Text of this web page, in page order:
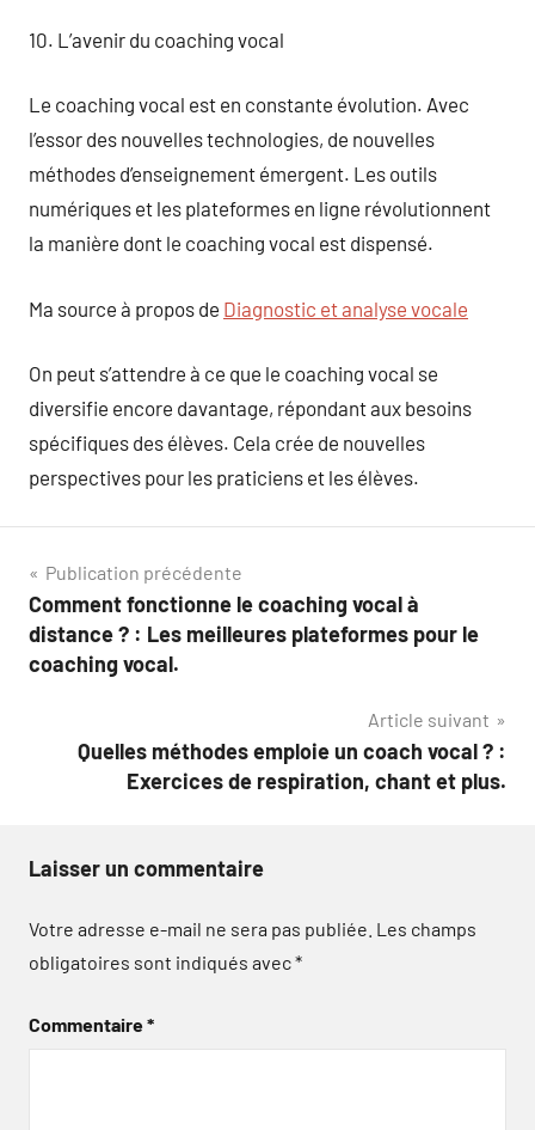
10. L’avenir du coaching vocal
Le coaching vocal est en constante évolution. Avec
l’essor des nouvelles technologies, de nouvelles
méthodes d’enseignement émergent. Les outils
numériques et les plateformes en ligne révolutionnent
la manière dont le coaching vocal est dispensé.
Ma source à propos de Diagnostic et analyse vocale
On peut s’attendre à ce que le coaching vocal se
diversifie encore davantage, répondant aux besoins
spécifiques des élèves. Cela crée de nouvelles
perspectives pour les praticiens et les élèves.
Navigation
de
l’article
Publication précédente
Comment fonctionne le coaching vocal à
distance ? : Les meilleures plateformes pour le
coaching vocal.
Article suivant
Quelles méthodes emploie un coach vocal ? :
Exercices de respiration, chant et plus.
Laisser un commentaire
Votre adresse e-mail ne sera pas publiée. Les champs
obligatoires sont indiqués avec*
Commentaire*